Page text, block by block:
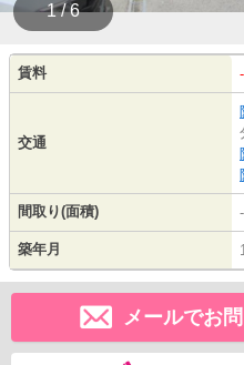
1 / 6
賃料 -
交通
間取り(面積)
築年月
メールでお